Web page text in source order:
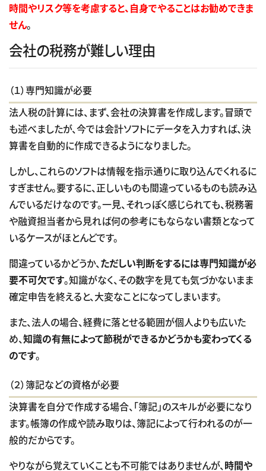
時間やリスク等を考慮すると、自身でやることはお勧めできま
せん。
会社の税務が難しい理由
（１）専門知識が必要
法人税の計算には、まず、会社の決算書を作成します。冒頭で
も述べましたが、今では会計ソフトにデータを入力すれば、決
算書を自動的に作成できるようになりました。
しかし、これらのソフトは情報を指示通りに取り込んでくれるに
すぎません。要するに、正しいものも間違っているものも読み込
んでいるだけなのです。一見、それっぽく感じられても、税務署
や融資担当者から見れば何の参考にもならない書類となって
いるケースがほとんどです。
間違っているかどうか、ただしい判断をするには専門知識が必
要不可欠です。知識がなく、その数字を見ても気づかないまま
確定申告を終えると、大変なことになってしまいます。
また、法人の場合、経費に落とせる範囲が個人よりも広いた
め、知識の有無によって節税ができるかどうかも変わってくる
のです。
（２）簿記などの資格が必要
決算書を自分で作成する場合、「簿記」のスキルが必要になり
ます。帳簿の作成や読み取りは、簿記によって行われるのが一
般的だからです。
やりながら覚えていくことも不可能ではありませんが、時間や